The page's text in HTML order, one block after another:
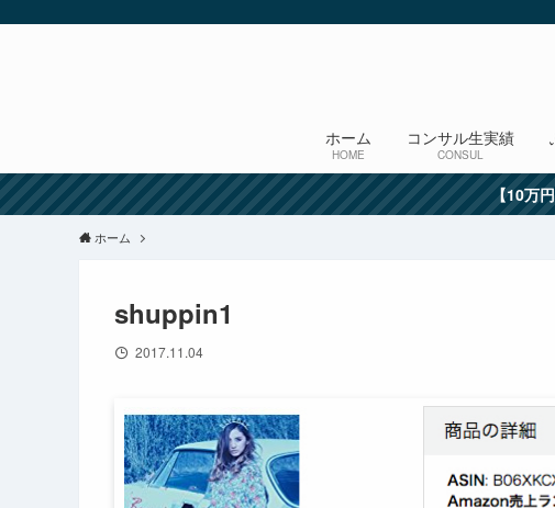
ホーム
HOME
コンサル生実績
CONSUL
【10万
ホーム
shuppin1
2017.11.04